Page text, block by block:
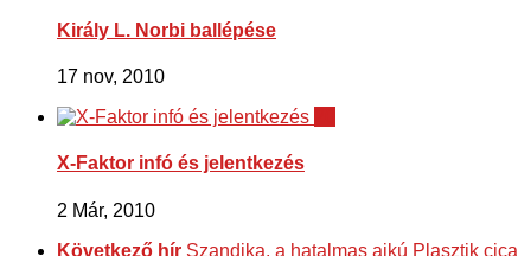
Király L. Norbi ballépése
17 nov, 2010
X-Faktor infó és jelentkezés
2 Már, 2010
Következő hír Szandika, a hatalmas ajkú Plasztik cica